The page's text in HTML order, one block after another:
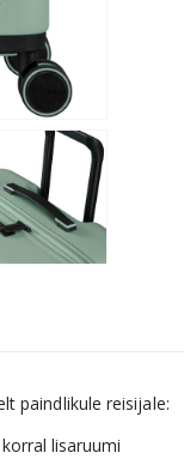
paindlikule reisijale:
lisaruumi